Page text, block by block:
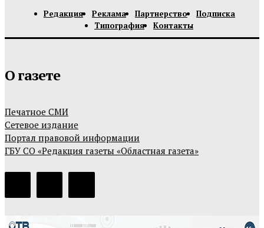
Редакция Реклама Партнерство
Подписка
Типография
Контакты
О газете
Печатное СМИ
Сетевое издание
Портал правовой информации
ГБУ СО «Редакция газеты «Областная газета»